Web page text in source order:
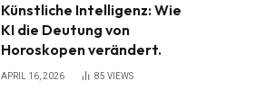
Künstliche Intelligenz: Wie
KI die Deutung von
Horoskopen verändert.
APRIL 16, 2026 85 VIEWS